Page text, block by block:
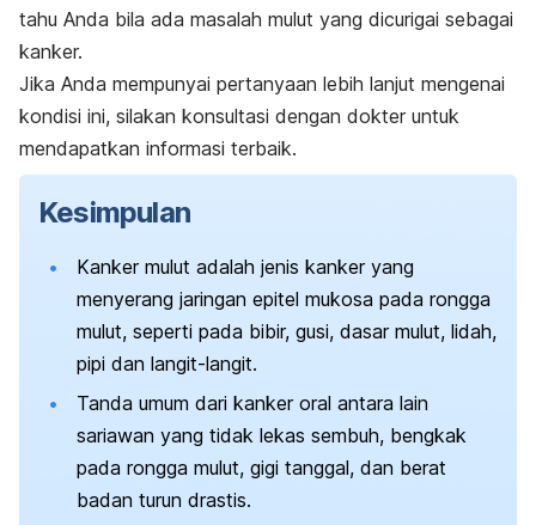
tahu Anda bila ada masalah mulut yang dicurigai sebagai
kanker.
Jika Anda mempunyai pertanyaan lebih lanjut mengenai
kondisi ini, silakan konsultasi dengan dokter untuk
mendapatkan informasi terbaik.
Kesimpulan
Kanker mulut adalah jenis kanker yang
menyerang jaringan epitel mukosa pada rongga
mulut, seperti pada bibir, gusi, dasar mulut, lidah,
pipi dan langit-langit.
Tanda umum dari kanker oral antara lain
sariawan yang tidak lekas sembuh, bengkak
pada rongga mulut, gigi tanggal, dan berat
badan turun drastis.